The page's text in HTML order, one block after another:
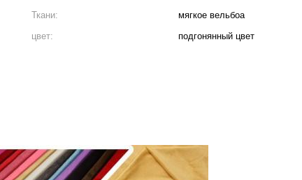
Ткани:
мягкое вельбоа
цвет:
подгонянный цвет